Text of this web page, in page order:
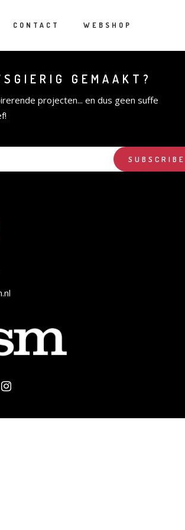
CONTACT WEBSHOP
GEMAAKT?
projecten... en dus geen suffe